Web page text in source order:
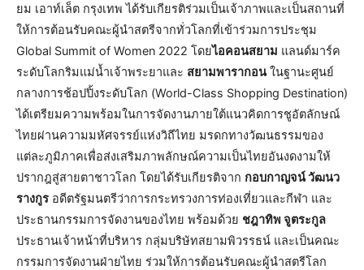
ยม เอาท์เล็ต กรุงเทพ ได้รับเกียรติร่วมเป็นเจ้าภาพและเป็นสถานที่
ให้การต้อนรับคณะผู้นำสตรีจากทั่วโลกที่เข้าร่วมการประชุม
Global Summit of Women 2022 โดยไอคอนสยาม แลนด์มาร์ค
ระดับโลกริมแม่น้ำเจ้าพระยาและ สยามพารากอน ในฐานะศูนย์
กลางการช้อปปิ้งระดับโลก (World-Class Shopping Destination)
ได้เตรียมความพร้อมในการจัดงานภายใต้แนวคิดการชูอัตลักษณ์
ไทยผ่านความมหัศจรรย์แห่งวิถีไทย มรดกทางวัฒนธรรมของ
แต่ละภูมิภาคเพื่อส่งเสริมภาพลักษณ์ความเป็นไทยอันงดงามให้
ปรากฎสู่สายตาชาวโลก โดยได้รับเกียรติจาก กอบกาญจน์ วัฒนว
รางกูร อดีตรัฐมนตรีว่าการกระทรวงการท่องเที่ยวและกีฬา และ
ประธานกรรมการจัดงานของไทย พร้อมด้วย ชฎาทิพ จูตระกูล
ประธานเจ้าหน้าที่บริหาร กลุ่มบริษัทสยามพิวรรธน์ และเป็นคณะ
กรรมการจัดงานฝ่ายไทย ร่วมให้การต้อนรับคณะผู้นำสตรีโลก